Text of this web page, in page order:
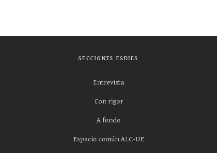
SECCIONES ESDIES
Entrevista
Con rigor
A fondo
Espacio común ALC-UE